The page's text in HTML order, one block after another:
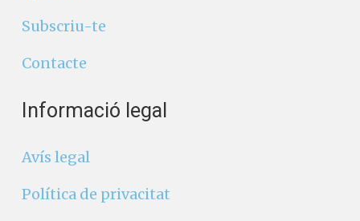
Subscriu-te
Contacte
Informació legal
Avís legal
Política de privacitat